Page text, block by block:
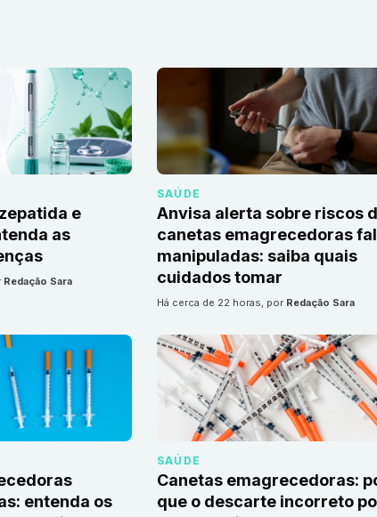
e
as
Redação Sara
SAÚDE
Anvisa alerta sobre riscos
canetas emagrecedoras
manipuladas: saiba quais
cuidados tomar
há cerca de 22 horas, por Redação Sara
entenda os
SAÚDE
Canetas emagrecedoras:
que o descarte incorreto